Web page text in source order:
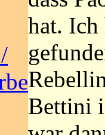
hat. Ich
Bettini